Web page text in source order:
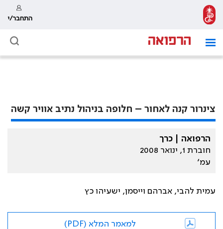
התחבר/י
צינרור קנה לאחור – חלופה בניהול נתיב אוויר קשה
הרפואה | כרך
חוברת 1, ינואר 2008
עמ׳
עמית להבי, אברהם וייסמן, ישעיהו כץ
למאמר המלא (PDF)